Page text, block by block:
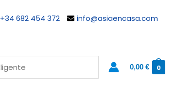
+34 682 454 372 info@asiaencasa.com
0,00 € 0